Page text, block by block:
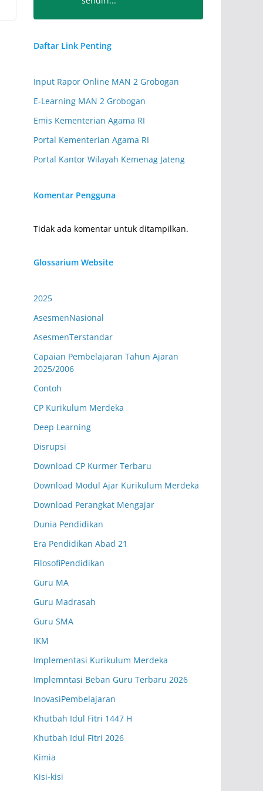
Senin (07.20-08.05 WIB) Kelas XI.5
Istanti Ardini S.Pd
Senin (07.20-08.05 WIB) Kelas XI.6
Siti Zahrotun, S.Ag
Bahasa Indonesia
Senin (07.20-08.05 WIB)
Pend. Jasmani, Olahraga,
Senin (07.20-08.05 WIB)
Eko Wagiyono, S.E
IPS Sejarah/Sejarah Indonesia
Senin (07.20-08.05 WIB)
Reni Lusia, S.Pd
Matematika Tk. Lanjut
Senin (07.20-08.05 WIB)
Bahasa Arab
Senin (07.20-08.05 WIB) Kelas XII.5
Muhammad Syukron
Senin (07.20-08.05 WIB)
Ekonomi
Monalica Syntia Dewi, S.Pd.
Senin (08.05-08.50 WIB)
Robiatul Adawiyah, S.Pd.
Geografi
Daftar Link Penting
Input Rapor Online MAN 2 Grobogan
E-Learning MAN 2 Grobogan
Emis Kementerian Agama RI
Portal Kementerian Agama RI
Portal Kantor Wilayah Kemenag Jateng
Komentar Pengguna
Tidak ada komentar untuk ditampilkan.
Glossarium Website
2025
AsesmenNasional
AsesmenTerstandar
Capaian Pembelajaran Tahun Ajaran
2025/2006
Contoh
CP Kurikulum Merdeka
Deep Learning
Disrupsi
Download CP Kurmer Terbaru
Download Modul Ajar Kurikulum Merdeka
Download Perangkat Mengajar
Dunia Pendidikan
Era Pendidikan Abad 21
FilosofiPendidikan
Guru MA
Guru Madrasah
Guru SMA
IKM
Implementasi Kurikulum Merdeka
Implemntasi Beban Guru Terbaru 2026
InovasiPembelajaran
Khutbah Idul Fitri 1447 H
Khutbah Idul Fitri 2026
Kimia
Kisi-kisi